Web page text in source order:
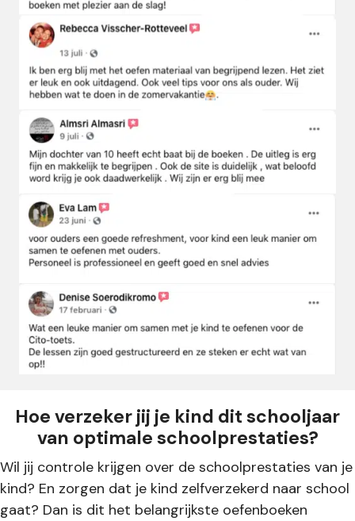
Hoe verzeker jij je kind dit schooljaar
van optimale schoolprestaties?
Wil jij controle krijgen over de schoolprestaties van je
kind? En zorgen dat je kind zelfverzekerd naar school
gaat? Dan is dit het belangrijkste oefenboeken